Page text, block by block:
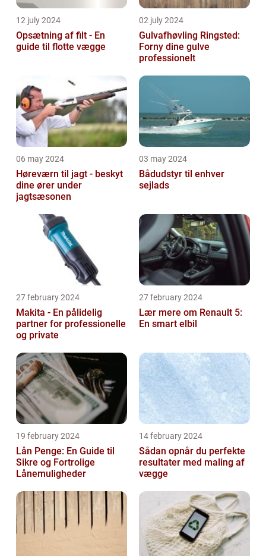
12 july 2024
Opsætning af filt - En
guide til flotte vægge
02 july 2024
Gulvafhøvling Ringsted:
Forny dine gulve
professionelt
06 may 2024
Høreværn til jagt - beskyt
dine ører under
jagtsæsonen
03 may 2024
Bådudstyr til enhver
sejlads
27 february 2024
Makita - En pålidelig
partner for professionelle
og private
27 february 2024
Lær mere om Renault 5:
En smart elbil
19 february 2024
Lån Penge: En Guide til
Sikre og Fortrolige
Lånemuligheder
14 february 2024
Sådan opnår du perfekte
resultater med maling af
vægge